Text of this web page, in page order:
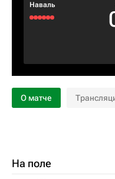
Наваль
О матче
На поле